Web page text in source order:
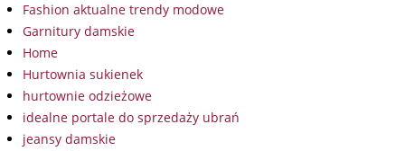
Fashion aktualne trendy modowe
Garnitury damskie
Home
Hurtownia sukienek
hurtownie odzieżowe
idealne portale do sprzedaży ubrań
jeansy damskie